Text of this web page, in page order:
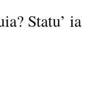
Statu’ ia